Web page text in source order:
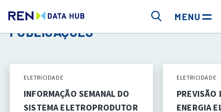
MENU
PUBLICAÇÕES
ELETRICIDADE
INFORMAÇÃO SEMANAL DO
SISTEMA ELETROPRODUTOR
ELETRICIDADE
PREVISÃO
ENERGIA